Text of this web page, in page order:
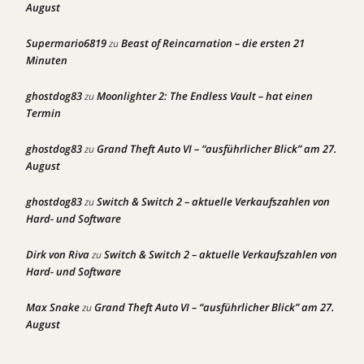
August
Supermario6819zuBeast of Reincarnation – die ersten 21
Minuten
ghostdog83zuMoonlighter 2: The Endless Vault – hat einen
Termin
ghostdog83zuGrand Theft Auto VI – “ausführlicher Blick” am 27.
August
ghostdog83zuSwitch & Switch 2 – aktuelle Verkaufszahlen von
Hard- und Software
Dirk von RivazuSwitch & Switch 2 – aktuelle Verkaufszahlen von
Hard- und Software
Max SnakezuGrand Theft Auto VI – “ausführlicher Blick” am 27.
August